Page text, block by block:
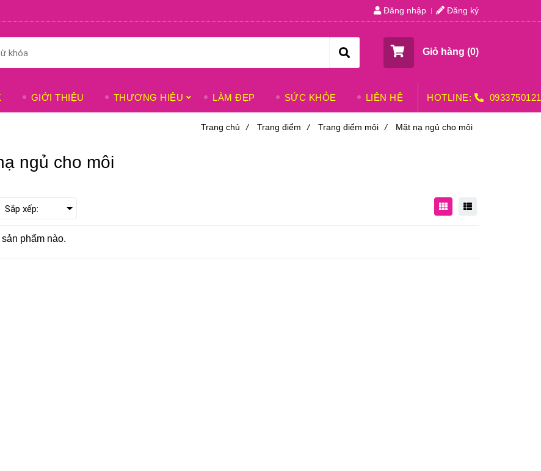
Đăng nhập Đăng ký
Giỏ hàng (0)
GIỚI THIỆU THƯƠNG HIỆU LÀM ĐẸP SỨC KHỎE LIÊN HỆ HOTLINE: 0933750121
Trang chủ / Trang điểm / Trang điểm môi / Mặt nạ ngủ cho môi
ngủ cho môi
phẩm nào.